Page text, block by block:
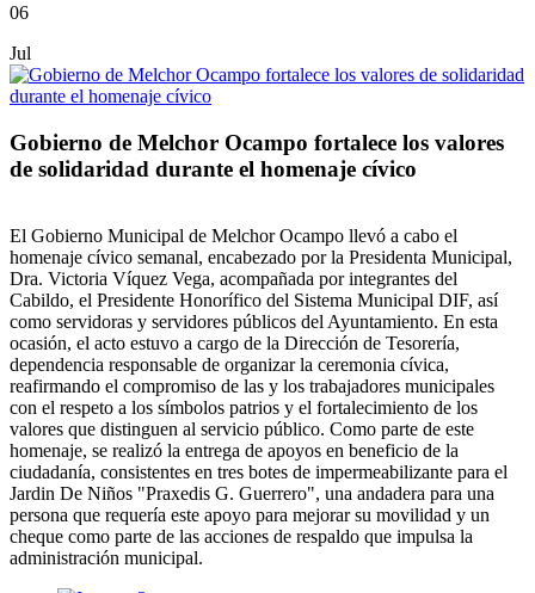
06
Jul
Gobierno de Melchor Ocampo fortalece los valores
de solidaridad durante el homenaje cívico
El Gobierno Municipal de Melchor Ocampo llevó a cabo el
homenaje cívico semanal, encabezado por la Presidenta Municipal,
Dra. Victoria Víquez Vega, acompañada por integrantes del
Cabildo, el Presidente Honorífico del Sistema Municipal DIF, así
como servidoras y servidores públicos del Ayuntamiento. En esta
ocasión, el acto estuvo a cargo de la Dirección de Tesorería,
dependencia responsable de organizar la ceremonia cívica,
reafirmando el compromiso de las y los trabajadores municipales
con el respeto a los símbolos patrios y el fortalecimiento de los
valores que distinguen al servicio público. Como parte de este
homenaje, se realizó la entrega de apoyos en beneficio de la
ciudadanía, consistentes en tres botes de impermeabilizante para el
Jardin De Niños "Praxedis G. Guerrero", una andadera para una
persona que requería este apoyo para mejorar su movilidad y un
cheque como parte de las acciones de respaldo que impulsa la
administración municipal.